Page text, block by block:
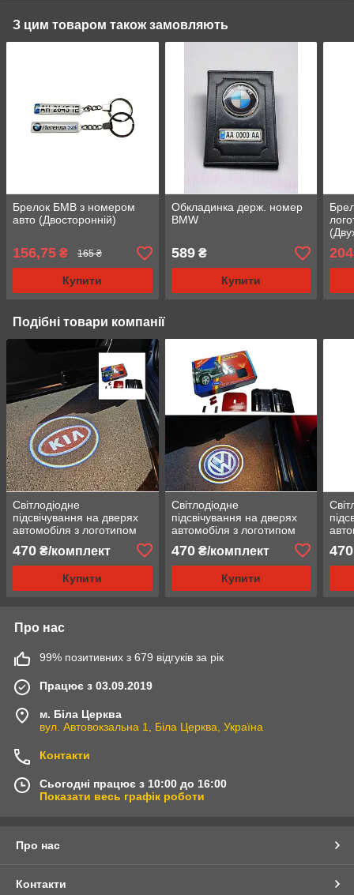
З цим товаром також замовляють
Брелок БМВ з номером
авто (Двосторонній)
156,75 ₴ 165 ₴
Купити
Обкладинка держ. номер
BMW
589₴
Купити
Подібні товари компанії
Світлодіодне
підсвічування на дверях
автомобіля з логотипом
470 ₴/комплект
Купити
Світлодіодне
підсвічування на дверях
автомобіля з логотипом
470₴/комплект
Купити
470
Про нас
99% позитивних з 679 відгуків за рік
Працює з 03.09.2019
м. Біла Церква
вул. Автовокзальна 1, Біла Церква, Україна
Контакти
Сьогодні працює з 10:00 до 16:00
Показати весь графік роботи
Про нас
Контакти